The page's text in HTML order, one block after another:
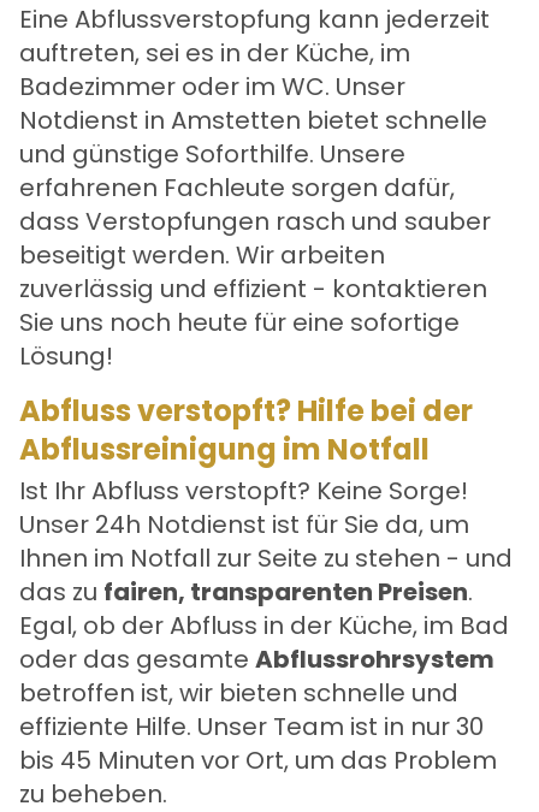
Eine Abflussverstopfung kann jederzeit
auftreten, sei es in der Küche, im
Badezimmer oder im WC. Unser
Notdienst in Amstetten bietet schnelle
und günstige Soforthilfe. Unsere
erfahrenen Fachleute sorgen dafür,
dass Verstopfungen rasch und sauber
beseitigt werden. Wir arbeiten
zuverlässig und effizient - kontaktieren
Sie uns noch heute für eine sofortige
Lösung!
Abfluss verstopft? Hilfe bei der
Abflussreinigung im Notfall
Ist Ihr Abfluss verstopft? Keine Sorge!
Unser 24h Notdienst ist für Sie da, um
Ihnen im Notfall zur Seite zu stehen - und
das zu fairen, transparenten Preisen.
Egal, ob der Abfluss in der Küche, im Bad
oder das gesamte Abflussrohrsystem
betroffen ist, wir bieten schnelle und
effiziente Hilfe. Unser Team ist in nur 30
bis 45 Minuten vor Ort, um das Problem
zu beheben.